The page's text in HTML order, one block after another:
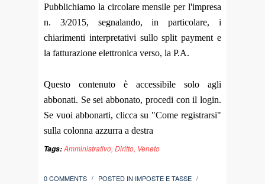
Pubblichiamo la circolare mensile per l'impresa
n. 3/2015, segnalando, in particolare, i
chiarimenti interpretativi sullo split payment e
la fatturazione elettronica verso, la P.A.
Questo contenuto è accessibile solo agli
abbonati. Se sei abbonato, procedi con il login.
Se vuoi abbonarti, clicca su "Come registrarsi"
sulla colonna azzurra a destra
Tags:Amministrativo, Diritto, Veneto
0 COMMENTS / POSTED IN IMPOSTE E TASSE /